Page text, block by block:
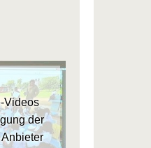
Videos
der